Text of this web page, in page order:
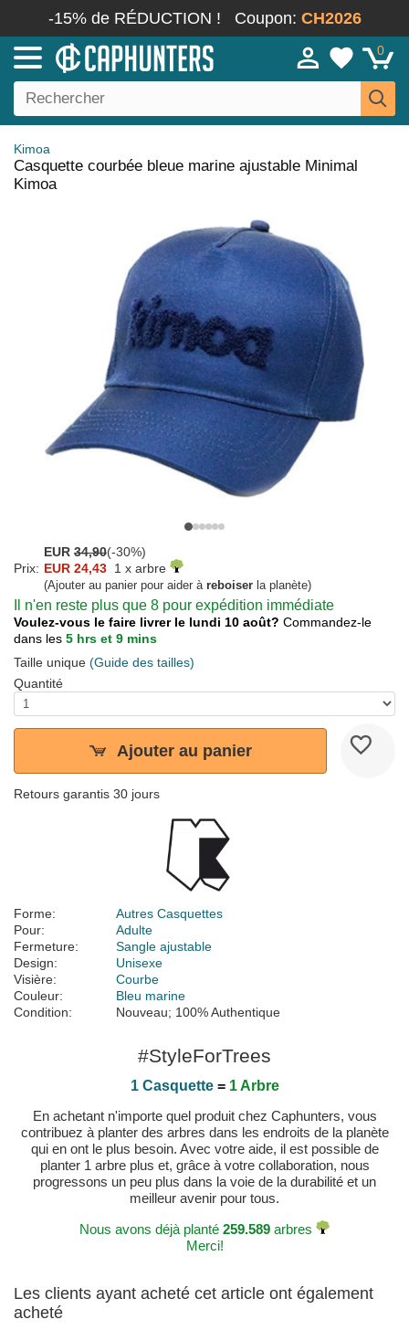
-15% de RÉDUCTION ! Coupon: CH2026
0
Kimoa
Casquette courbée bleue marine ajustable Minimal
Kimoa
EUR 34,90(-30%)
Prix: EUR 24,43 1 x arbre
(Ajouter au panier pour aider à reboiser la planète)
Il n'en reste plus que 8 pour expédition immédiate
Voulez-vous le faire livrer le lundi 10 août? Commandez-le
dans les 5 hrs et 9 mins
Taille unique (Guide des tailles)
Quantité
Ajouter au panier
Retours garantis 30 jours
Forme:
Autres Casquettes
Pour:
Adulte
Fermeture:
Sangle ajustable
Design:
Unisexe
Visière:
Courbe
Couleur:
Bleu marine
Condition:
Nouveau; 100% Authentique
#StyleForTrees
1 Casquette= 1 Arbre
En achetant n'importe quel produit chez Caphunters, vous
contribuez à planter des arbres dans les endroits de la planète
qui en ont le plus besoin. Avec votre aide, il est possible de
planter 1 arbre plus et, grâce à votre collaboration, nous
progressons un peu plus dans la voie de la durabilité et un
meilleur avenir pour tous.
Nous avons déjà planté 259.589 arbres
Merci!
Les clients ayant acheté cet article ont également
acheté